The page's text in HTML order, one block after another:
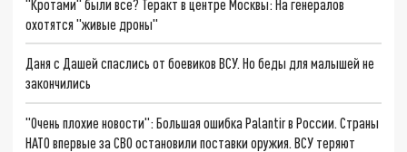
"Кротами" были все? Теракт в центре Москвы: На генералов
охотятся "живые дроны"
Даня с Дашей спаслись от боевиков ВСУ. Но беды для малышей не
закончились
"Очень плохие новости": Большая ошибка Palantir в России. Страны
НАТО впервые за СВО остановили поставки оружия. ВСУ теряют